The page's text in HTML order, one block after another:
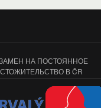
НА ПОСТОЯННОЕ
В ČR